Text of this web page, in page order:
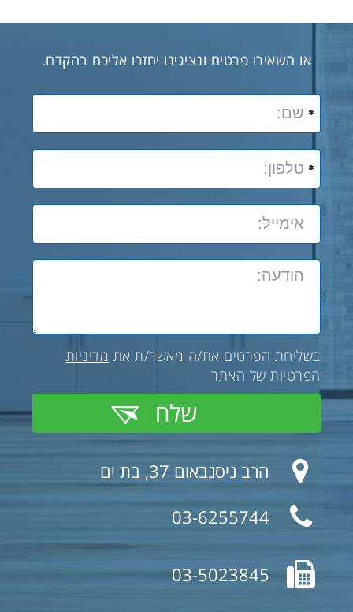
או השאירו פרטים ונציגינו יחזרו אליכם בהקדם.
בשליחת הפרטים את/ה מאשר/ת את מדיניות
הפרטיותשל האתר
שלח
הרב ניסנבאום 37, בת ים
03-6255744
03-5023845